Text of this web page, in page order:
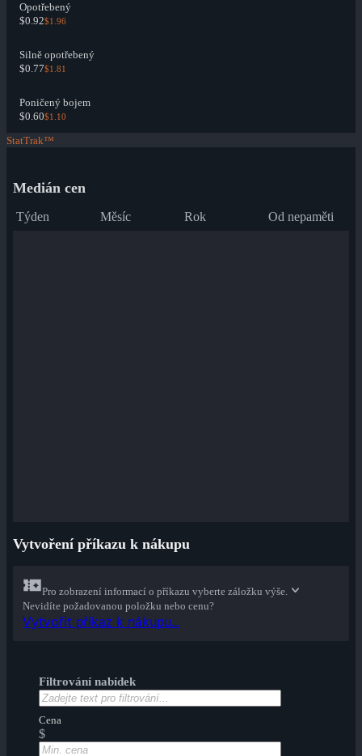
Opotřebený
$0.92$1.96
Silně opotřebený
$0.77$1.81
Poničený bojem
$0.60$1.10
StatTrak™
Medián cen
Týden Měsíc Rok Od nepaměti
Vytvoření příkazu k nákupu
Pro zobrazení informací o příkazu vyberte záložku výše.
Nevidíte požadovanou položku nebo cenu?
Vytvořit příkaz k nákupu...
Filtrování nabídek
Cena
$